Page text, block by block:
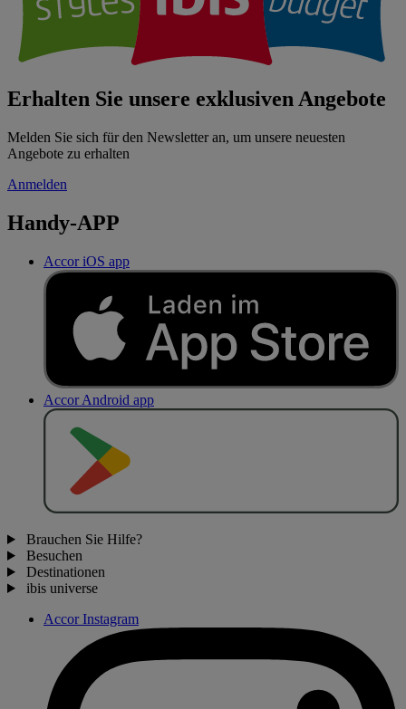
Erhalten Sie unsere exklusiven Angebote
Melden Sie sich für den Newsletter an, um unsere neuesten
Angebote zu erhalten
Anmelden
Handy-APP
Accor iOS app
Accor Android app
Brauchen Sie Hilfe?
Besuchen
Destinationen
ibis universe
Accor Instagram